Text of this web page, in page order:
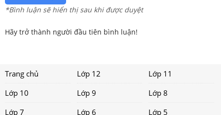
*Bình luận sẽ hiển thị sau khi được duyệt
Hãy trở thành người đầu tiên bình luận!
Trang chủ Lớp 12
Lớp 11
Lớp 10
Lớp 9
Lớp 8
Lớp 7
Lớp 6 Lớp 5